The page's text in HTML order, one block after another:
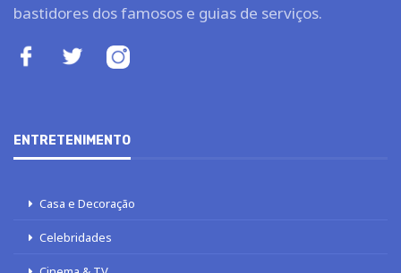
bastidores dos famosos e guias de serviços.
ENTRETENIMENTO
Casa e Decoração
Celebridades